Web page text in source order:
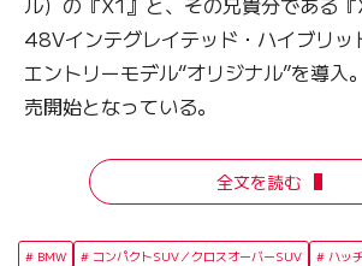
48Vインテグレイテッド・ハイブリッ
エントリーモデル“オリジナル”を導入
売開始となっている。
全文を読む
BMW コンパクトSUV／クロスオーバーSUV ハッ